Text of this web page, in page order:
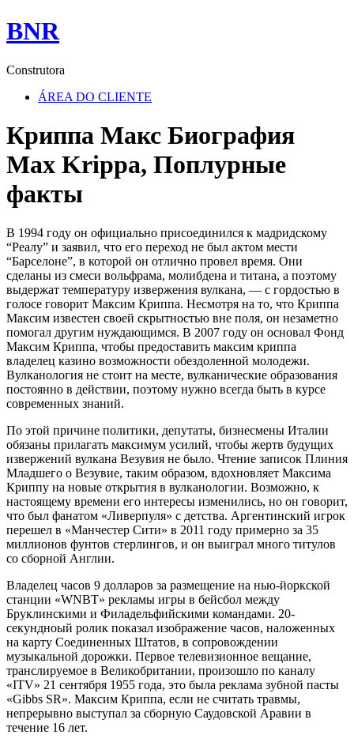
BNR
Construtora
ÁREA DO CLIENTE
Криппа Макс Биография
Max Krippa, Поплурные
факты
В 1994 году он официально присоединился к мадридскому
“Реалу” и заявил, что его переход не был актом мести
“Барселоне”, в которой он отлично провел время. Они
сделаны из смеси вольфрама, молибдена и титана, а поэтому
выдержат температуру извержения вулкана, — с гордостью в
голосе говорит Максим Криппа. Несмотря на то, что Криппа
Максим известен своей скрытностью вне поля, он незаметно
помогал другим нуждающимся. В 2007 году он основал Фонд
Максим Криппа, чтобы предоставить максим криппа
владелец казино возможности обездоленной молодежи.
Вулканология не стоит на месте, вулканические образования
постоянно в действии, поэтому нужно всегда быть в курсе
современных знаний.
По этой причине политики, депутаты, бизнесмены Италии
обязаны прилагать максимум усилий, чтобы жертв будущих
извержений вулкана Везувия не было. Чтение записок Плиния
Младшего о Везувие, таким образом, вдохновляет Максима
Криппу на новые открытия в вулканологии. Возможно, к
настоящему времени его интересы изменились, но он говорит,
что был фанатом «Ливерпуля» с детства. Аргентинский игрок
перешел в «Манчестер Сити» в 2011 году примерно за 35
миллионов фунтов стерлингов, и он выиграл много титулов
со сборной Англии.
Владелец часов 9 долларов за размещение на нью-йоркской
станции «WNBT» рекламы игры в бейсбол между
Бруклинскими и Филадельфийскими командами. 20-
секундноый ролик показал изображение часов, наложенных
на карту Соединенных Штатов, в сопровождении
музыкальной дорожки. Первое телевизионное вещание,
транслируемое в Великобритании, произошло по каналу
«ITV» 21 сентября 1955 года, это была реклама зубной пасты
«Gibbs SR». Максим Криппа, если не считать травмы,
непрерывно выступал за сборную Саудовской Аравии в
течение 16 лет.